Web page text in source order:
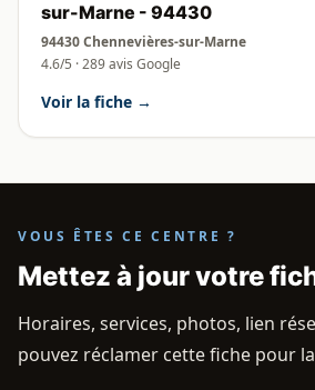
sur-Marne - 94430
94430 Chennevières-sur-Marne
4.6/5 · 289 avis Google
Voir la fiche →
VOUS ÊTES CE CENTRE ?
Mettez à jour votre
Horaires, services, photos, lien
pouvez réclamer cette fiche pour